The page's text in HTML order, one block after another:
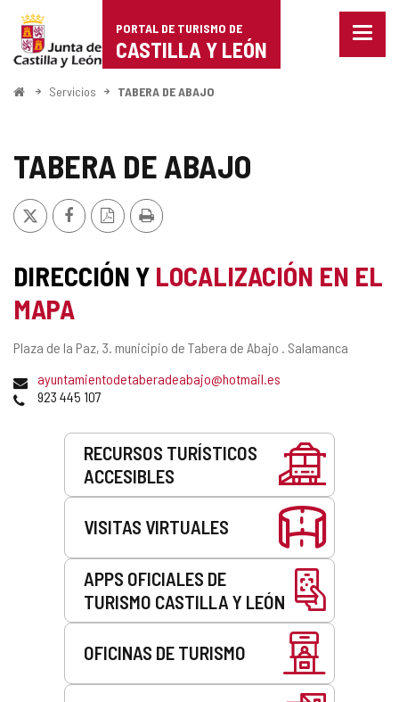
Portal
de
Turismo
Castilla
León
PORTAL DE TURISMO DE
CASTILLA Y LEÓN
Menu
InicioServicios TABERA DE ABAJO
TABERA DE ABAJO
X FacebookVersión
PDF
Imprimir
DIRECCIÓN Y LOCALIZACIÓN EN EL
MAPA
Dirección
Plaza de la Paz, 3. municipio de Tabera de Abajo . Salamanca
Dirección
de
electrónico
ayuntamientodetaberadeabajo@hotmail.es
Teléfonos
923 445 107
RECURSOS TURÍSTICOS
ACCESIBLES
VISITAS VIRTUALES
APPS OFICIALES DE
TURISMO CASTILLA Y LEÓN
OFICINAS DE TURISMO